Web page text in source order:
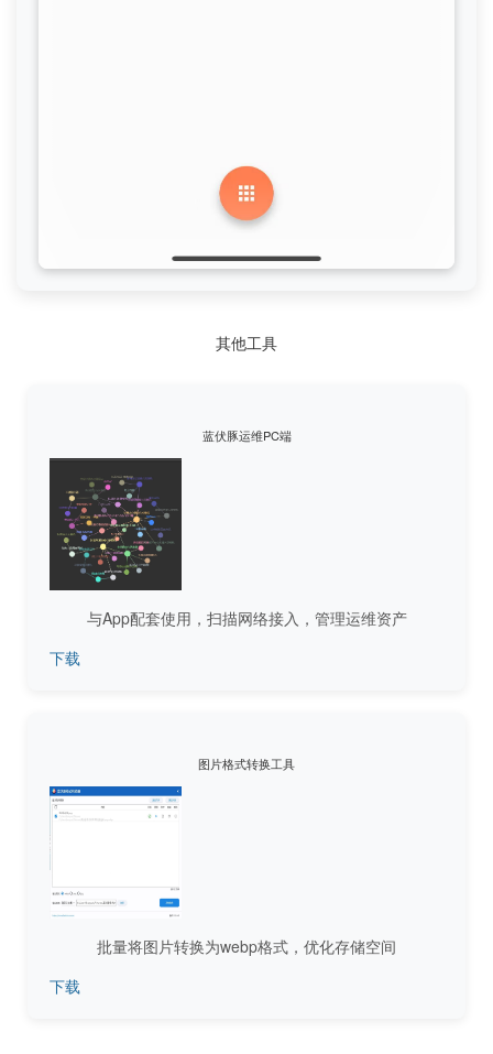
其他工具
蓝伏豚运维PC端
与App配套使用，扫描网络接入，管理运维资产
下载
图片格式转换工具
批量将图片转换为webp格式，优化存储空间
下载